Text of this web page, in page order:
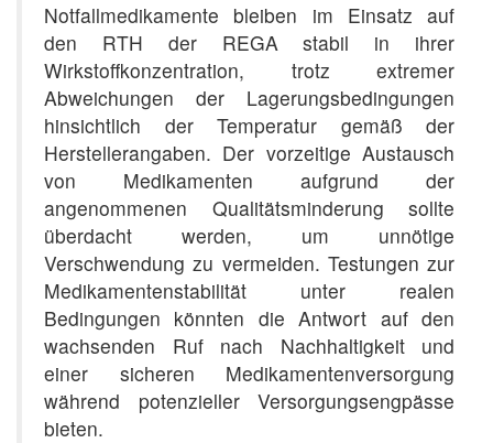
Notfallmedikamente bleiben im Einsatz auf
den RTH der REGA stabil in ihrer
Wirkstoffkonzentration, trotz extremer
Abweichungen der Lagerungsbedingungen
hinsichtlich der Temperatur gemäß der
Herstellerangaben. Der vorzeitige Austausch
von Medikamenten aufgrund der
angenommenen Qualitätsminderung sollte
überdacht werden, um unnötige
Verschwendung zu vermeiden. Testungen zur
Medikamentenstabilität unter realen
Bedingungen könnten die Antwort auf den
wachsenden Ruf nach Nachhaltigkeit und
einer sicheren Medikamentenversorgung
während potenzieller Versorgungsengpässe
bieten.